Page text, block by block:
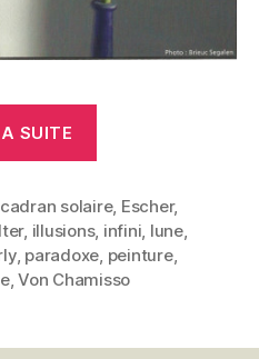
SUITE
cadran solaire, Escher,
, illusions, infini, lune,
, paradoxe, peinture,
,Von Chamisso